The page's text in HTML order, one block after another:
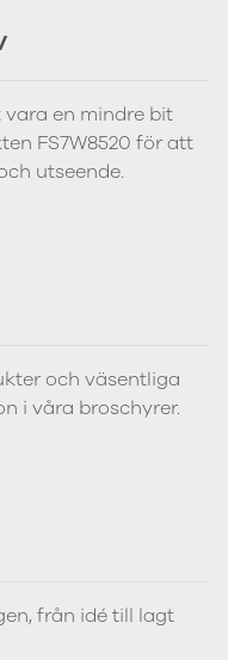
en mindre bit
FS7W8520 för att
utseende.
och väsentliga
i våra broschyrer.
från idé till lagt